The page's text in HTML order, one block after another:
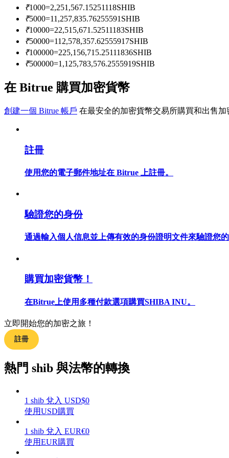
成為跟單交易員
坐享盈利分成和跟單分傭
合約資訊
包含交易情況等的大數據分析
合約指南
合約功能使用指南
交易策略
學習如何保持盈利
₹1000=2,251,567.15251118SHIB
₹5000=11,257,835.76255591 SHIB
₹10000=22,515,671.52511183SHIB
₹50000=112,578,357.62555917SHIB
₹100000=225,156,715.25111836SHIB
₹500000=1,125,783,576.2555919SHIB
在 Bitrue 購買加密貨幣
創建一個 Bitrue 帳戶 在最安全的加密貨幣交易所購買和出售加
註冊
使用您的電子郵件地址在 Bitrue 上註冊。
驗證您的身份
通過輸入個人信息並上傳有效的身份證明文件來驗證您
購買加密貨幣！
在Bitrue上使用多種付款選項購買SHIBA INU。
立即開始您的加密之旅！
註冊
熱門 shib 與法幣的轉換
1 shib 兌入 USD$0
使用USD購買
1 shib 兌入 EUR€0
使用EUR購買